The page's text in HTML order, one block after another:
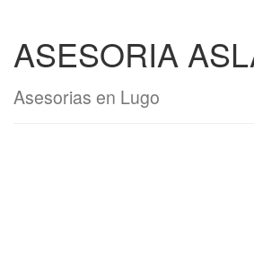
ASESORIA
Asesorias en Lugo